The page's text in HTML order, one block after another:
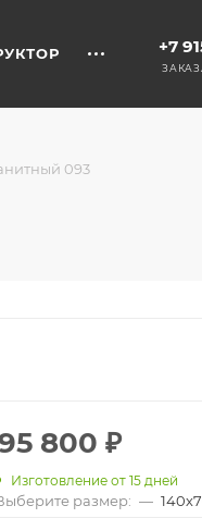
+7
093
800 ₽
Изготовление от 15 дней
размер: —